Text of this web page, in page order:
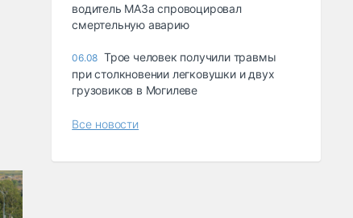
водитель МАЗа спровоцировал
смертельную аварию
06.08 Трое человек получили травмы
при столкновении легковушки и двух
грузовиков в Могилеве
Все новости